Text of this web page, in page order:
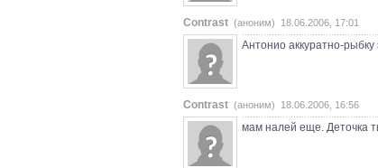
Contrast (аноним) 18.06.2006, 17:01
Антонио аккуратно-
Contrast (аноним) 18.06.2006, 16:56
мам налей еще. Деточка